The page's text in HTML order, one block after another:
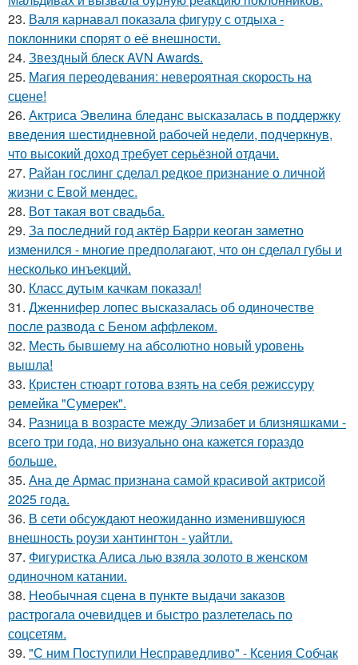
23. Валя карнавал показала фигуру с отдыха -
поклонники спорят о её внешности.
24. Звездный блеск AVN Awards.
25. Магия переодевания: невероятная скорость на
сцене!
26. Актриса Эвелина бледанс высказалась в поддержку
введения шестидневной рабочей недели, подчеркнув,
что высокий доход требует серьёзной отдачи.
27. Райан гослинг сделал редкое признание о личной
жизни с Евой мендес.
28. Вот такая вот свадьба.
29. За последний год актёр Барри кеоган заметно
изменился - многие предполагают, что он сделал губы и
несколько инъекций.
30. Класс дутым качкам показал!
31. Дженнифер лопес высказалась об одиночестве
после развода с Беном аффлеком.
32. Месть бывшему на абсолютно новый уровень
вышла!
33. Кристен стюарт готова взять на себя режиссуру
ремейка "Сумерек".
34. Разница в возрасте между Элизабет и близняшками -
всего три года, но визуально она кажется гораздо
больше.
35. Ана де Армас признана самой красивой актрисой
2025 года.
36. В сети обсуждают неожиданно изменившуюся
внешность роузи хантингтон - уайтли.
37. Фигуристка Алиса лью взяла золото в женском
одиночном катании.
38. Необычная сцена в пункте выдачи заказов
растрогала очевидцев и быстро разлетелась по
соцсетям.
39. "С ним Поступили Несправедливо" - Ксения Собчак